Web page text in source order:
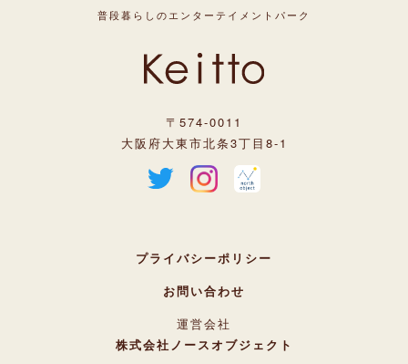
普段暮らしのエンターテイメントパーク
〒574-0011
大阪府大東市北条3丁目8-1
プライバシーポリシー
お問い合わせ
運営会社
株式会社ノースオブジェクト